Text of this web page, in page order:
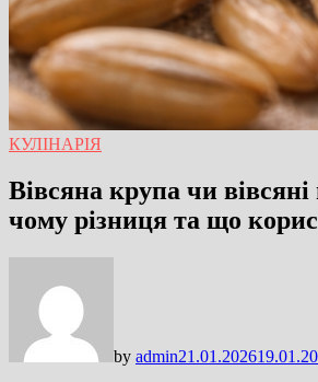
КУЛІНАРІЯ
Вівсяна крупа чи вівсяні
чому різниця та що
by admin21.01.2026